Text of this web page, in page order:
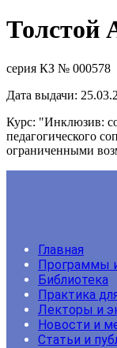
Толстой
серия КЗ № 000578
Дата выдачи:
Курс: "Инклюзив:
педагогического
ограниченными
Главная
Программы
Библиотека
Практика
Лекторы и
Новости и
Статьи и